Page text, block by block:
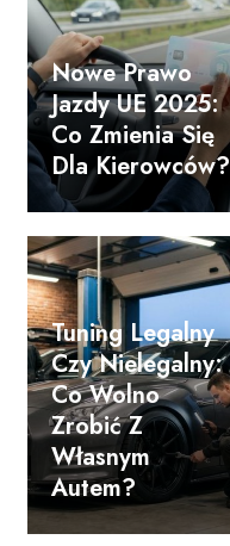
Nowe Prawo
Jazdy UE 2025:
Co Zmienia Się
Dla Kierowców?
Tuning Legalny
Czy Nielegalny:
Co Wolno
Zrobić Z
Własnym
Autem?